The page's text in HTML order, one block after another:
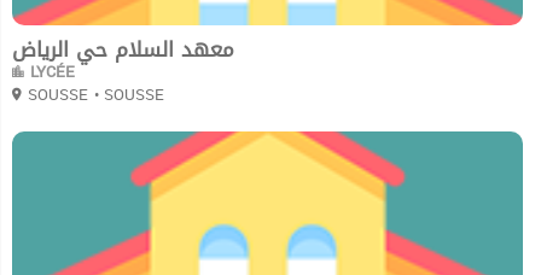
معهد السلام حي الرياض
LYCÉE
SOUSSE • SOUSSE